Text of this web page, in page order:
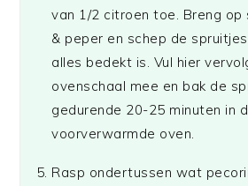
van 1/2 citroen toe. Breng
& peper en schep de
alles bedekt is. Vul hier
ovenschaal mee en bak de
gedurende 20-25 minuten in
voorverwarmde oven.
Rasp ondertussen wat